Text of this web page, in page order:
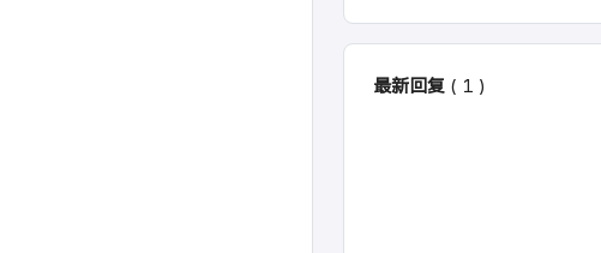
最新回复 ( 1 )